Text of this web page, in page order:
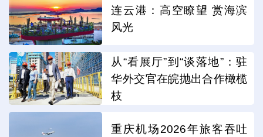
连云港：高空瞭望 赏海滨
风光
从“看展厅”到“谈落地”：驻
华外交官在皖抛出合作橄榄
枝
重庆机场2026年旅客吞吐